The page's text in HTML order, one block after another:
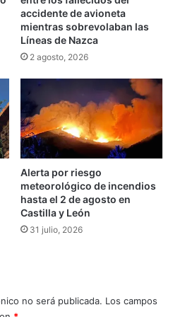
accidente de avioneta
mientras sobrevolaban las
Líneas de Nazca
2 agosto, 2026
Alerta por riesgo
meteorológico de incendios
hasta el 2 de agosto en
Castilla y León
31 julio, 2026
no será publicada. Los campos